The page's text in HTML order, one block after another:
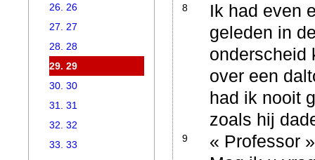
8
Ik had even
geleden in
onderscheid
over een
had ik nooit
zoals hij
9
« Professor
26. 26
27. 27
28. 28
29. 29
30. 30
31. 31
32. 32
33. 33